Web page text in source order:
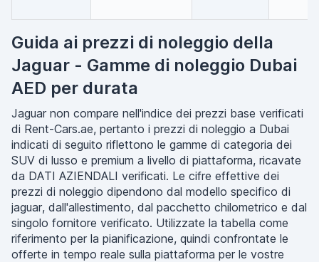
Guida ai prezzi di noleggio della
Jaguar - Gamme di noleggio Dubai
AED per durata
Jaguar non compare nell'indice dei prezzi base verificati
di Rent-Cars.ae, pertanto i prezzi di noleggio a Dubai
indicati di seguito riflettono le gamme di categoria dei
SUV di lusso e premium a livello di piattaforma, ricavate
da DATI AZIENDALI verificati. Le cifre effettive dei
prezzi di noleggio dipendono dal modello specifico di
jaguar, dall'allestimento, dal pacchetto chilometrico e dal
singolo fornitore verificato. Utilizzate la tabella come
riferimento per la pianificazione, quindi confrontate le
offerte in tempo reale sulla piattaforma per le vostre